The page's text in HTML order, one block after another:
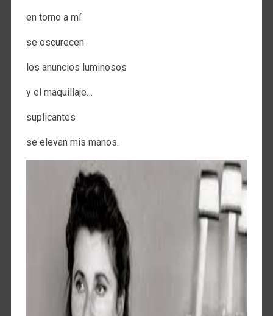
en torno a mí
se oscurecen
los anuncios luminosos
y el maquillaje…
suplicantes
se elevan mis manos.